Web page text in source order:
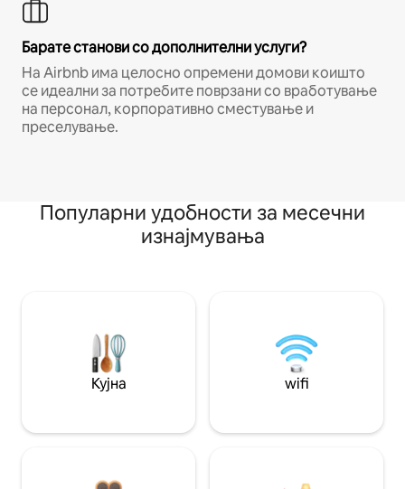
Барате станови со дополнителни услуги?
На Airbnb има целосно опремени домови коишто
се идеални за потребите поврзани со вработување
на персонал, корпоративно сместување и
преселување.
Популарни удобности за месечни
изнајмувања
Кујна wifi